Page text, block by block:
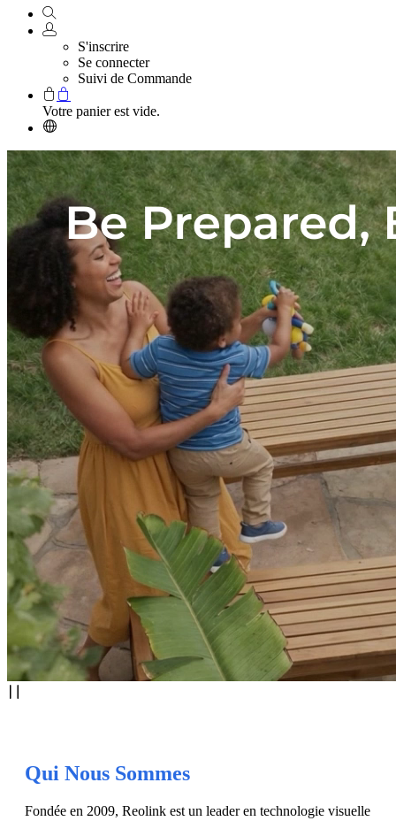
S'inscrire
Se connecter
Suivi de Commande
Votre panier est vide.
Qui Nous Sommes
Fondée en 2009, Reolink est un leader en technologie visuelle